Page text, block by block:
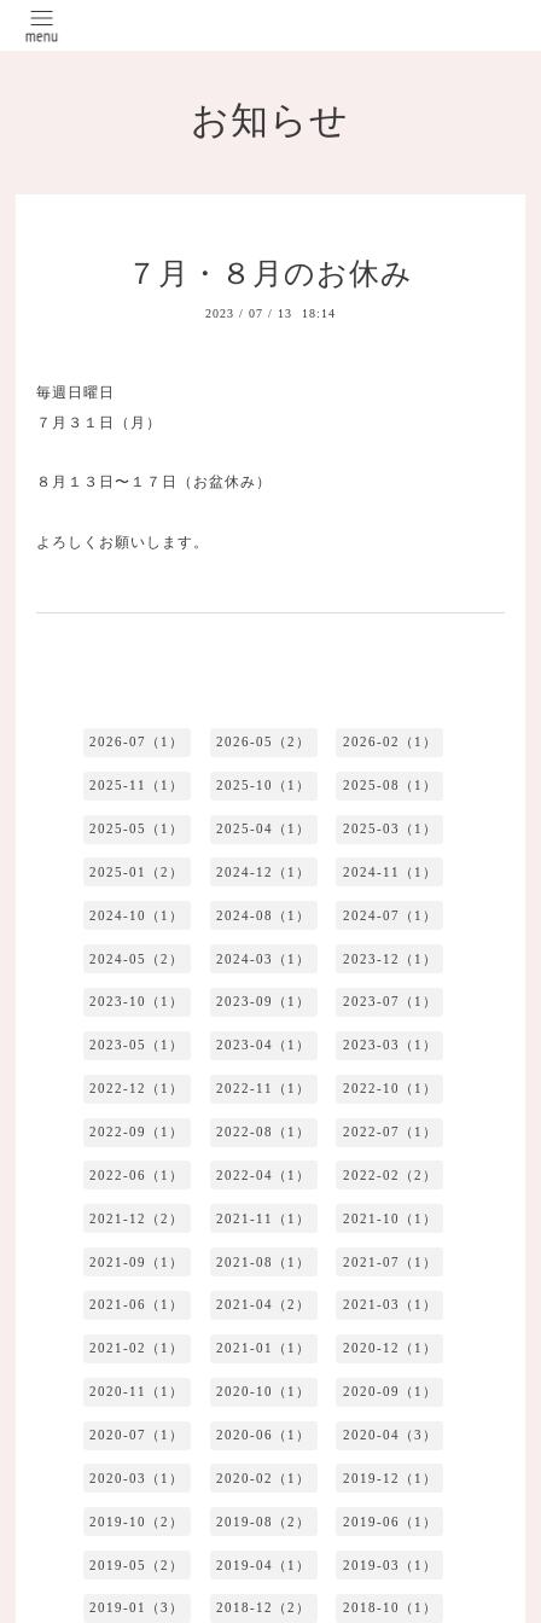
お知らせ
７月・８月のお休み
2023 / 07 / 13 18:14
毎週日曜日
７月３１日（月）
８月１３日〜１７日（お盆休み）
よろしくお願いします。
2026-07（1） 2026-05（2） 2026-02（1）
2025-11（1） 2025-10（1） 2025-08（1）
2025-05（1） 2025-04（1） 2025-03（1）
2025-01（2） 2024-12（1） 2024-11（1）
2024-10（1） 2024-08（1） 2024-07（1）
2024-05（2） 2024-03（1） 2023-12（1）
2023-10（1） 2023-09（1） 2023-07（1）
2023-05（1） 2023-04（1） 2023-03（1）
2022-12（1） 2022-11（1） 2022-10（1）
2022-09（1） 2022-08（1） 2022-07（1）
2022-06（1） 2022-04（1） 2022-02（2）
2021-12（2） 2021-11（1） 2021-10（1）
2021-09（1） 2021-08（1） 2021-07（1）
2021-06（1） 2021-04（2） 2021-03（1）
2021-02（1） 2021-01（1） 2020-12（1）
2020-11（1） 2020-10（1） 2020-09（1）
2020-07（1） 2020-06（1） 2020-04（3）
2020-03（1） 2020-02（1） 2019-12（1）
2019-10（2） 2019-08（2） 2019-06（1）
2019-05（2） 2019-04（1） 2019-03（1）
2019-01（3） 2018-12（2） 2018-10（1）